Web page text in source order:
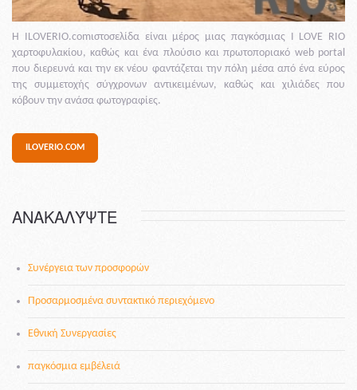
Η ILOVERIO.comιστοσελίδα είναι μέρος μιας παγκόσμιας I LOVE RIO
χαρτοφυλακίου, καθώς και ένα πλούσιο και πρωτοποριακό web portal
που διερευνά και την εκ νέου φαντάζεται την πόλη μέσα από ένα εύρος
της συμμετοχής σύγχρονων αντικειμένων, καθώς και χιλιάδες που
κόβουν την ανάσα φωτογραφίες.
ILOVERIO.COM
ΑΝΑΚΑΛΎΨΤΕ
Συνέργεια των προσφορών
Προσαρμοσμένα συντακτικό περιεχόμενο
Εθνική Συνεργασίες
παγκόσμια εμβέλειά